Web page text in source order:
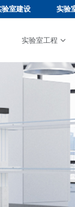
验室建设 实验
实验室工程